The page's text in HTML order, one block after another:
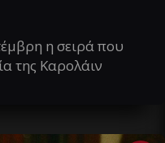
η σειρά που
της Καρολάιν